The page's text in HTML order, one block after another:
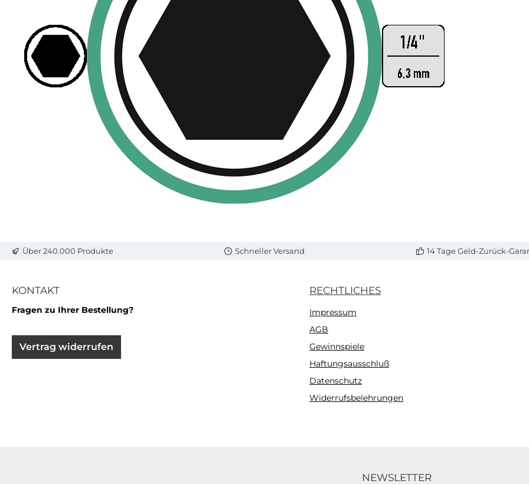
Über 240.000 Produkte Schneller Versand 14 Tage Geld-Zurück-
KONTAKT
Fragen zu Ihrer Bestellung?
Vertrag widerrufen
RECHTLICHES
Impressum
AGB
Gewinnspiele
Haftungsausschluß
Datenschutz
Widerrufsbelehrungen
NEWSLETTER